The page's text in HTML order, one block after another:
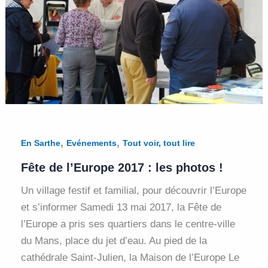
En Sarthe, Evénements, Tout voir, tout lire
Fête de l’Europe 2017 : les photos !
Un village festif et familial, pour découvrir l’Europe
et s’informer Samedi 13 mai 2017, la Fête de
l’Europe a pris ses quartiers dans le centre-ville
du Mans, place du jet d’eau. Au pied de la
cathédrale Saint-Julien, la Maison de l’Europe Le